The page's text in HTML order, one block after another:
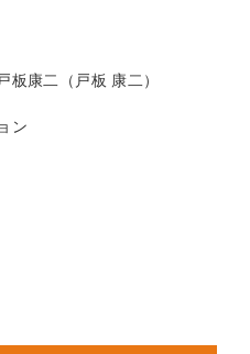
板康二（戸板 康二）
ン